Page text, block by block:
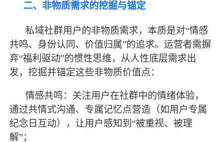
二、非物质需求的挖掘与锚定
私域社群用户的非物质需求，本质是对“情感
共鸣、身份认同、价值归属”的追求。运营者需摒
弃“福利驱动”的惯性思维，从人性底层需求出
发，挖掘并锚定这些非物质价值点：
情感共鸣：关注用户在社群中的情绪体验，
通过共情式沟通、专属记忆点营造（如用户专属
纪念日互动），让用户感知到 “被重视、被理
解”；